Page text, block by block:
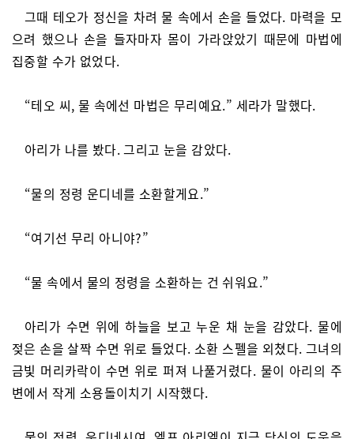
그때 테오가 정신을 차려 물 속에서 손을 들었다. 마력을 모
으려 했으나 손을 들자마자 몸이 가라앉았기 때문에 마법에
집중할 수가 없었다.
“테오 씨, 물 속에선 마법은 무리예요.” 세라가 말했다.
아리가 나를 봤다. 그리고 눈을 감았다.
“물의 정령 운디네를 소환할게요.”
“여기선 무리 아니야?”
“물 속에서 물의 정령을 소환하는 건 쉬워요.”
아리가 수면 위에 하늘을 보고 누운 채 눈을 감았다. 물에
젖은 손을 살짝 수면 위로 들었다. 소환 스펠을 외쳤다. 그녀의
금빛 머리카락이 수면 위로 퍼져 나풀거렸다. 물이 아리의 주
변에서 작게 소용돌이치기 시작했다.